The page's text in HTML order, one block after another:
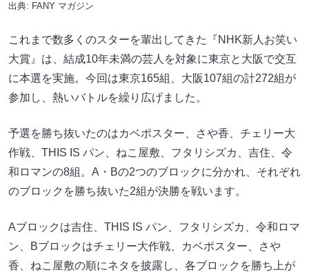
出典: FANY マガジン
これまで数多くのスターを輩出してきた『NHK新人お笑い
大賞』は、結成10年未満の芸人を対象に東京と大阪で交互
に本選を実施。今回は東京165組、大阪107組の計272組が
参加し、熱いバトルを繰り広げました。
予選を勝ち抜いたのはカベポスター、さや香、チェリー大
作戦、THIS IS パン、ねこ屋敷、フタリシズカ、吉住、令
和ロマンの8組。A・Bの2つのブロックに分かれ、それぞれ
のブロックを勝ち抜いた2組が決勝を戦います。
Aブロックは吉住、THIS IS パン、フタリシズカ、令和ロマ
ン、Bブロックはチェリー大作戦、カベポスター、さや
香、ねこ屋敷の順にネタを披露し、各ブロックを勝ち上が